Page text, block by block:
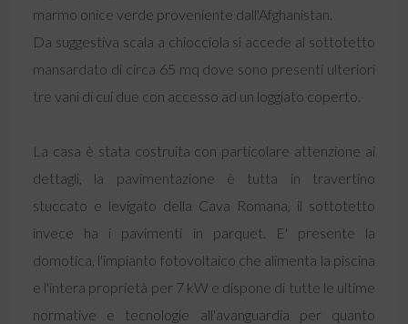
marmo onice verde proveniente dall'Afghanistan.
Da suggestiva scala a chiocciola si accede al sottotetto
mansardato di circa 65 mq dove sono presenti ulteriori
tre vani di cui due con accesso ad un loggiato coperto.
La casa è stata costruita con particolare attenzione ai
dettagli, la pavimentazione è tutta in travertino
stuccato e levigato della Cava Romana, il sottotetto
invece ha i pavimenti in parquet. E' presente la
domotica, l'impianto fotovoltaico che alimenta la piscina
e l'intera proprietà per 7 kW e dispone di tutte le ultime
normative e tecnologie all'avanguardia per quanto